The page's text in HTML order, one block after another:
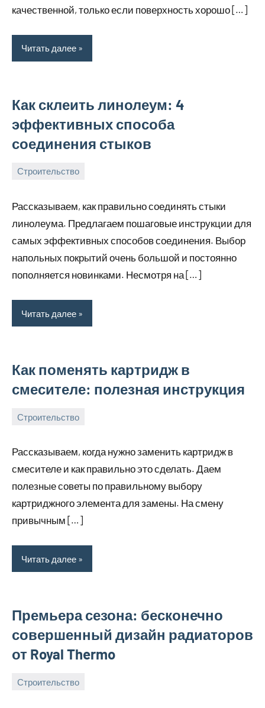
качественной, только если поверхность хорошо […]
Читать далее
Как склеить линолеум: 4
эффективных способа
соединения стыков
Строительство
2024
bus_m_ru
Рассказываем, как правильно соединять стыки
линолеума. Предлагаем пошаговые инструкции для
самых эффективных способов соединения. Выбор
напольных покрытий очень большой и постоянно
пополняется новинками. Несмотря на […]
Читать далее
Как поменять картридж в
смесителе: полезная инструкция
Строительство
2024
bus_m_ru
Рассказываем, когда нужно заменить картридж в
смесителе и как правильно это сделать. Даем
полезные советы по правильному выбору
картриджного элемента для замены. На смену
привычным […]
Читать далее
Премьера сезона: бесконечно
совершенный дизайн радиаторов
от Royal Thermo
Строительство
bus_m_ru